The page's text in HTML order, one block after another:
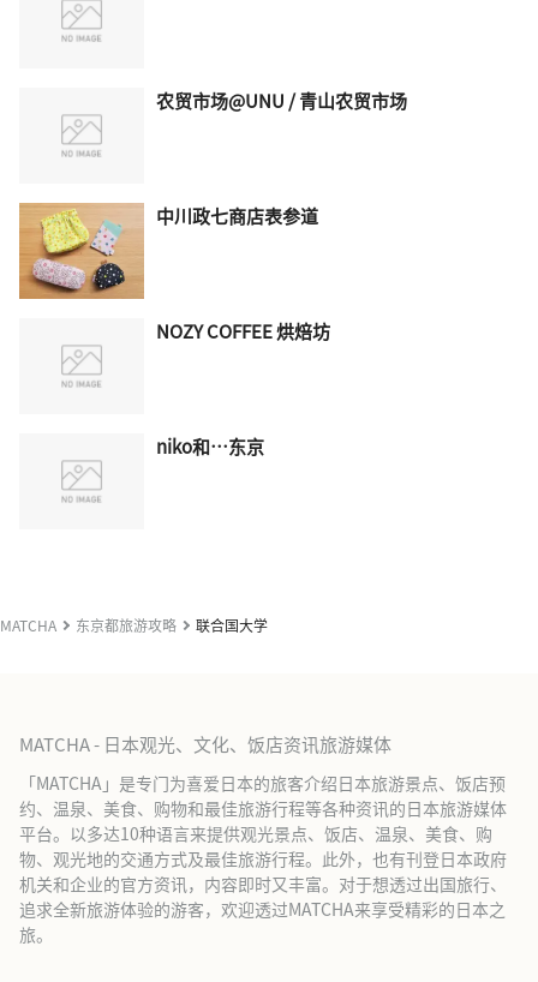
农贸市场@UNU / 青山农贸市场
中川政七商店表参道
NOZY COFFEE 烘焙坊
niko和…东京
MATCHA 东京都旅游攻略 联合国大学
MATCHA - 日本观光、文化、饭店资讯旅游媒体
「MATCHA」是专门为喜爱日本的旅客介绍日本旅游景点、饭店预
约、温泉、美食、购物和最佳旅游行程等各种资讯的日本旅游媒体
平台。以多达10种语言来提供观光景点、饭店、温泉、美食、购
物、观光地的交通方式及最佳旅游行程。此外，也有刊登日本政府
机关和企业的官方资讯，内容即时又丰富。对于想透过出国旅行、
追求全新旅游体验的游客，欢迎透过MATCHA来享受精彩的日本之
旅。